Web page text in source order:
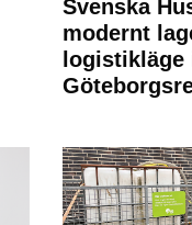
Svenska
modernt
logistikläge